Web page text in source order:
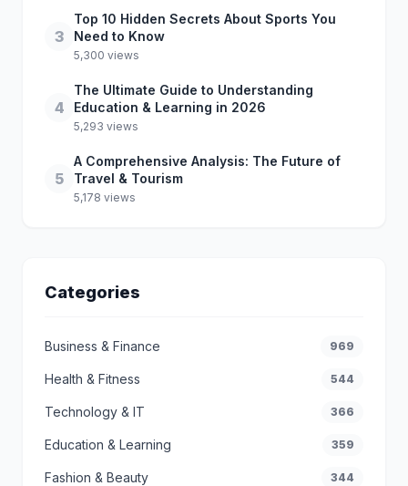
3
Top 10 Hidden Secrets About Sports You
Need to Know
5,300 views
4
The Ultimate Guide to Understanding
Education & Learning in 2026
5,293 views
5
A Comprehensive Analysis: The Future of
Travel & Tourism
5,178 views
Categories
Business & Finance 969
Health & Fitness 544
Technology & IT 366
Education & Learning 359
Fashion & Beauty 344